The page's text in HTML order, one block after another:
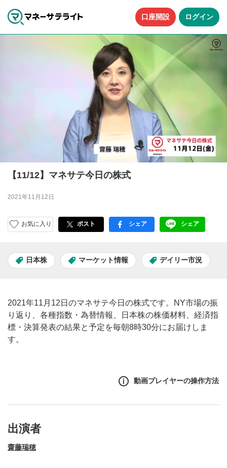
口座開設 ログイン
【11/12】マネサテ今日の株式
2021年11月12日
お気に入り ポスト facebook
シェア LINE
シェア
日本株 マーケット情報 デイリー市況
2021年11月12日のマネサテ今日の株式です。NY市場の振
り返り、各種指数・為替情報、日本株の株価材料、経済指
標・決算発表の結果と予定を毎朝8時30分にお届けしま
す。
動画プレイヤーの操作方法
出演者
齋藤瑞穂